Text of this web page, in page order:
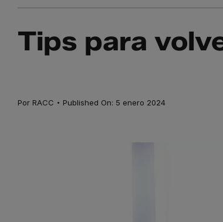
Tips para
Por RACC · Published On: 5 enero 2024